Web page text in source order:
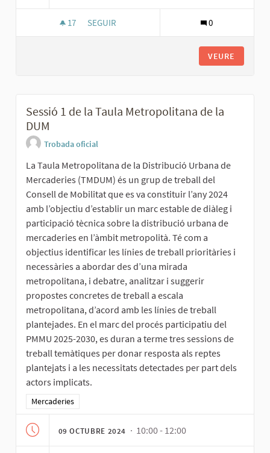
17 17 SEGUIDORES
SEGUIR 0
VEURE
Sessió 1 de la Taula Metropolitana de la
DUM
Trobada oficial
La Taula Metropolitana de la Distribució Urbana de
Mercaderies (TMDUM) és un grup de treball del
Consell de Mobilitat que es va constituir l’any 2024
amb l’objectiu d’establir un marc estable de diàleg i
participació tècnica sobre la distribució urbana de
mercaderies en l’àmbit metropolità. Té com a
objectius identificar les línies de treball prioritàries i
necessàries a abordar des d’una mirada
metropolitana, i debatre, analitzar i suggerir
propostes concretes de treball a escala
metropolitana, d’acord amb les línies de treball
plantejades. En el marc del procés participatiu del
PMMU 2025-2030, es duran a terme tres sessions de
treball temàtiques per donar resposta als reptes
plantejats i a les necessitats detectades per part dels
actors implicats.
Resultats al filtrar per la categoria: Mercaderies
Mercaderies
09 OCTUBRE 2024 · 10:00 - 12:00